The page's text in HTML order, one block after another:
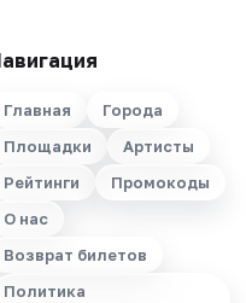
Главная
Города
Площадки
Артисты
Рейтинги
Промокоды
О нас
Возврат билетов
Политика